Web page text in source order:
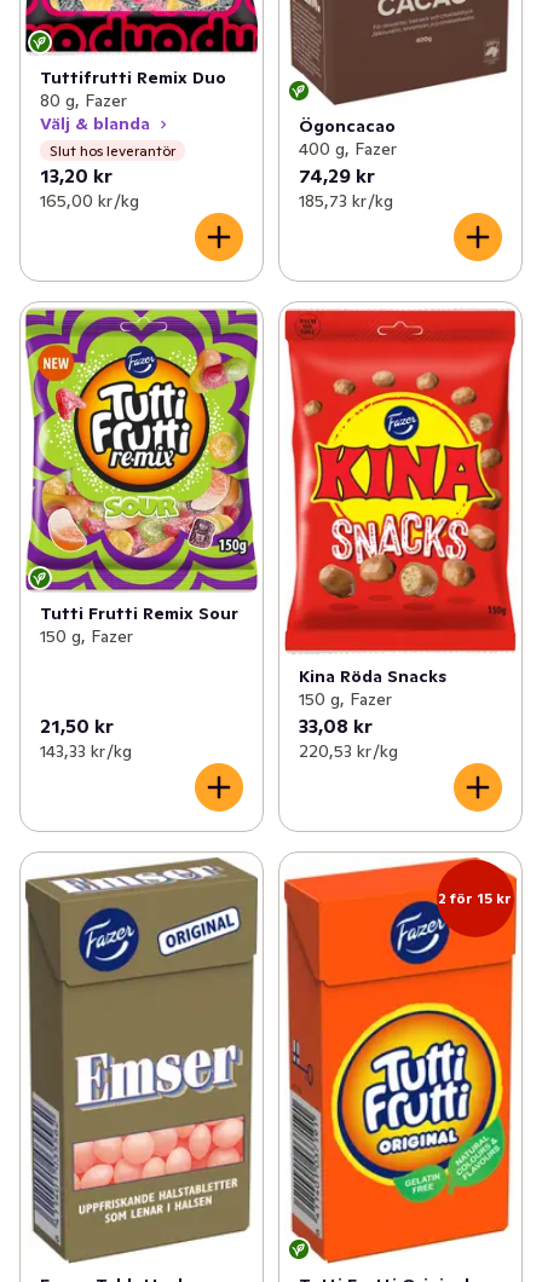
Tuttifrutti Remix Duo
80 g, Fazer
Välj & blanda
Slut hos leverantör
13,20 kr
165,00 kr /kg
Ögoncacao
400 g, Fazer
74,29 kr
185,73 kr /kg
Tutti Frutti Remix Sour
150 g, Fazer
21,50 kr
143,33 kr /kg
Kina Röda Snacks
150 g, Fazer
33,08 kr
220,53 kr /kg
2 för 15 kr